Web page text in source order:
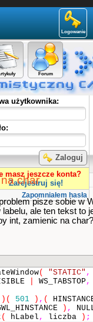
Logowanie
Forum
Panel użytkownika
użytkownika:
Zaloguj
masz jeszcze konta?
Zarejestruj się!
Zapomniałem hasła
char
pisze sobie w
ale ten tekst to
int, zamienic na
( "STATIC" ,
WS_TABSTOP ,
) ( 501 ) , (
) ,
( hLabel , liczba ) ;